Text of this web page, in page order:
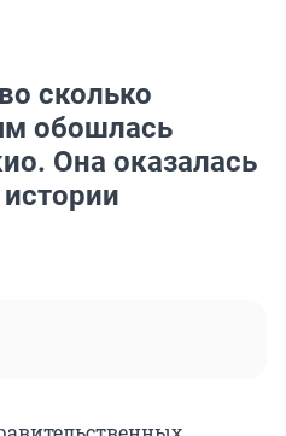
сколько
обошлась
Она оказалась